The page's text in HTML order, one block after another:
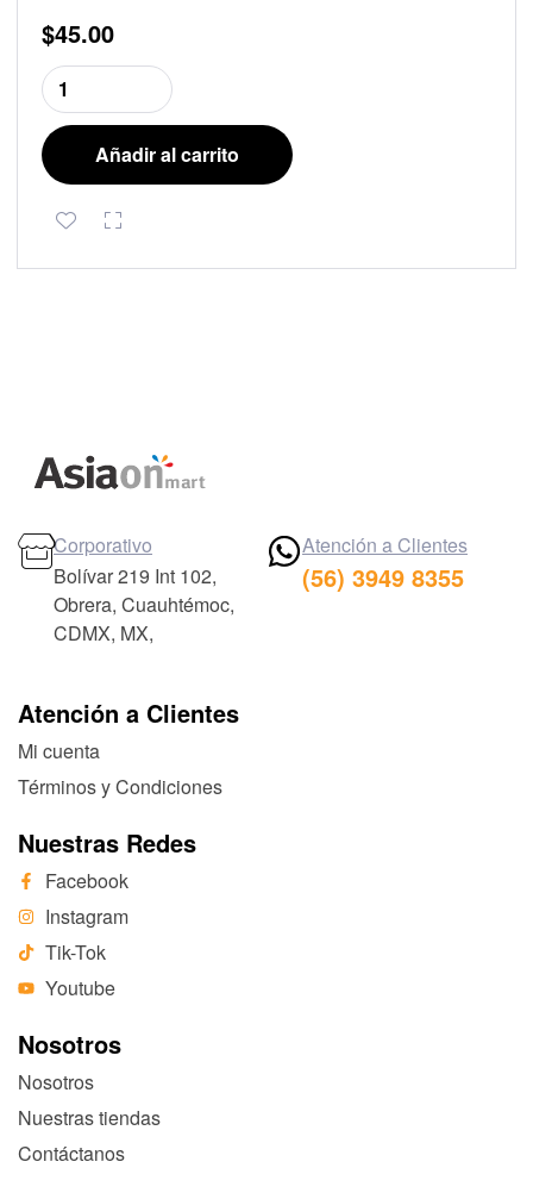
$45.00
Añadir al carrito
Atención a Clientes
Mi cuenta
Términos y Condiciones
Nuestras Redes
Facebook
Instagram
Tik-Tok
Youtube
Nosotros
Nosotros
Nuestras tiendas
Contáctanos
Corporativo
Bolívar 219 Int 102,
Obrera, Cuauhtémoc,
CDMX, MX,
Atención a Clientes
(56) 3949 8355